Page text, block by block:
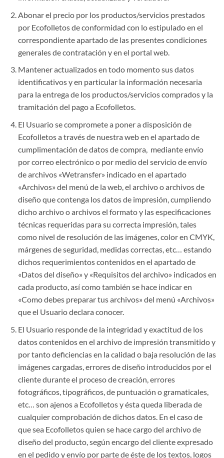
Abonar el precio por los productos/servicios prestados
por Ecofolletos de conformidad con lo estipulado en el
correspondiente apartado de las presentes condiciones
generales de contratación y en el portal web.
Mantener actualizados en todo momento sus datos
identificativos y en particular la información necesaria
para la entrega de los productos/servicios comprados y la
tramitación del pago a Ecofolletos.
El Usuario se compromete a poner a disposición de
Ecofolletos a través de nuestra web en el apartado de
cumplimentación de datos de compra, mediante envío
por correo electrónico o por medio del servicio de envío
de archivos «Wetransfer» indicado en el apartado
«Archivos» del menú de la web, el archivo o archivos de
diseño que contenga los datos de impresión, cumpliendo
dicho archivo o archivos el formato y las especificaciones
técnicas requeridas para su correcta impresión, tales
como nivel de resolución de las imágenes, color en CMYK,
márgenes de seguridad, medidas correctas, etc… estando
dichos requerimientos contenidos en el apartado de
«Datos del diseño» y «Requisitos del archivo» indicados en
cada producto, así como también se hace indicar en
«Como debes preparar tus archivos» del menú «Archivos»
que el Usuario declara conocer.
El Usuario responde de la integridad y exactitud de los
datos contenidos en el archivo de impresión transmitido y
por tanto deficiencias en la calidad o baja resolución de las
imágenes cargadas, errores de diseño introducidos por el
cliente durante el proceso de creación, errores
fotográficos, tipográficos, de puntuación o gramaticales,
etc… son ajenos a Ecofolletos y ésta queda liberada de
cualquier comprobación de dichos datos. En el caso de
que sea Ecofolletos quien se hace cargo del archivo de
diseño del producto, según encargo del cliente expresado
en el pedido y envío por parte de éste de los textos, logos